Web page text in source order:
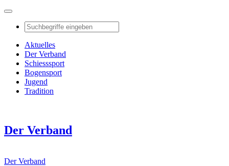
Aktuelles
Der Verband
Schiesssport
Bogensport
Jugend
Tradition
Der Verband
Der Verband